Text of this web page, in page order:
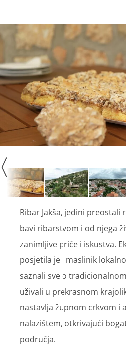
Ribar Jakša, jedini preostali
bavi ribarstvom i od njega
zanimljive priče i iskustva.
posjetila je i maslinik
saznali sve o
uživali u prekrasnom
nastavlja župnom crkvom i
nalazištem, otkrivajući
područja.